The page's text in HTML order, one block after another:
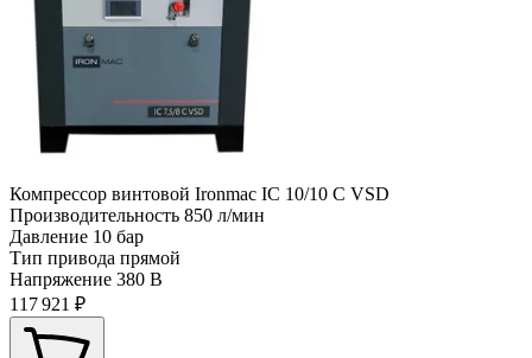
Компрессор винтовой Ironmac IC 10/10 C VSD
Производительность 850 л/мин
Давление 10 бар
Тип привода прямой
Напряжение 380 В
117 921 ₽